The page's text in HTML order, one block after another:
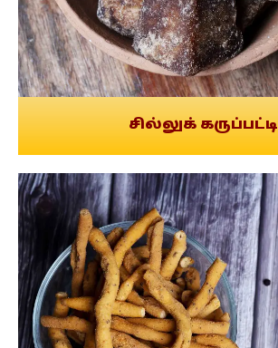
சில்லுக் கருப்பட்டி